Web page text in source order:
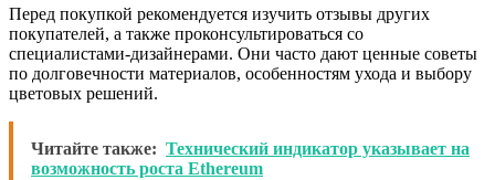
Перед покупкой рекомендуется изучить отзывы других
покупателей, а также проконсультироваться со
специалистами-дизайнерами. Они часто дают ценные советы
по долговечности материалов, особенностям ухода и выбору
цветовых решений.
Читайте также: Технический индикатор указывает на
возможность роста Ethereum